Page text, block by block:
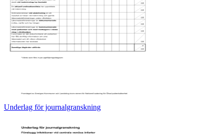
Underlag för journalgranskning